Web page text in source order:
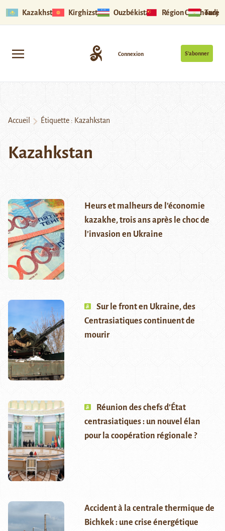
Kazakhstan Kirghizstan Ouzbékistan Région Ouïghoure
S’abonner
Connexion
Accueil Étiquette : Kazahkstan
Kazahkstan
Heurs et malheurs de l’économie
kazakhe, trois ans après le choc de
l’invasion en Ukraine
Sur le front en Ukraine, des
Centrasiatiques continuent de
mourir
Réunion des chefs d’État
centrasiatiques : un nouvel élan
pour la coopération régionale ?
Accident à la centrale thermique de
Bichkek : une crise énergétique